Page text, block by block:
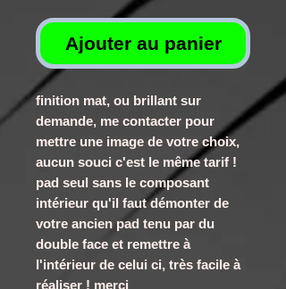
Ajouter au panier
finition mat, ou brillant sur
demande, me contacter pour
mettre une image de votre choix,
aucun souci c'est le même tarif !
pad seul sans le composant
intérieur qu'il faut démonter de
votre ancien pad tenu par du
double face et remettre à
l'intérieur de celui ci, très facile à
réaliser ! merci